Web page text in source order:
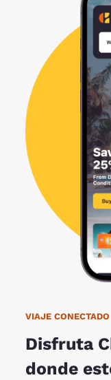
VIAJE CONECTADO
Disfruta
donde